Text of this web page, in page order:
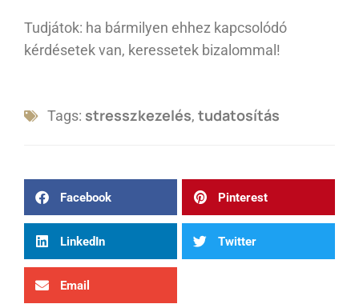
Tudjátok: ha bármilyen ehhez kapcsolódó
kérdésetek van, keressetek bizalommal!
Tags: stresszkezelés, tudatosítás
Facebook Pinterest
LinkedIn Twitter
Email